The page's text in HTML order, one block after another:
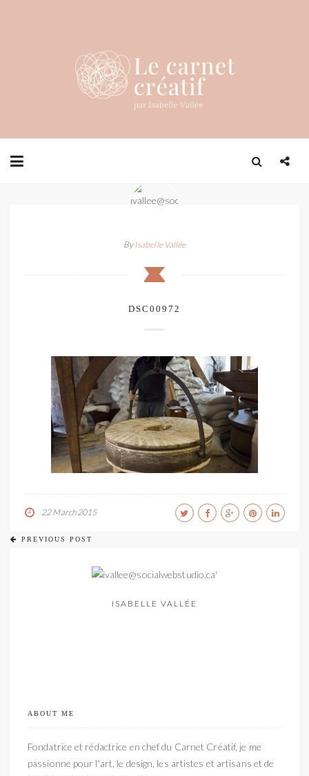
ByIsabelle Vallée
DSC00972
22 March 2015
PREVIOUS POST
ISABELLE VALLÉE
ABOUT ME
Fondatrice et rédactrice en chef du Carnet Créatif, je me
passionne pour l'art, le design, les artistes et artisans et de